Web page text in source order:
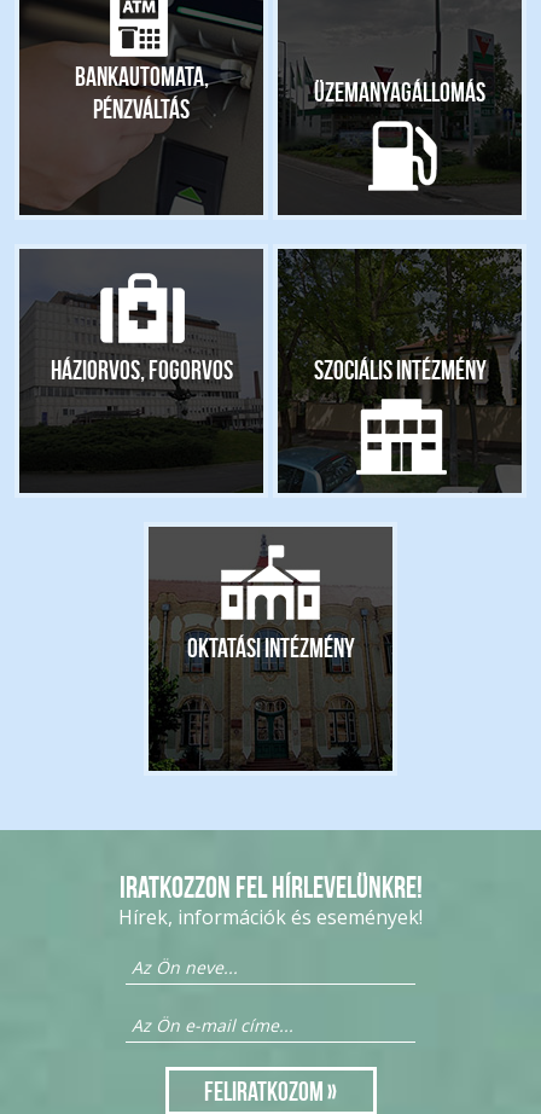
Bankautomata,
pénzváltás
Üzemanyagállomás
Háziorvos, fogorvos Szociális intézmény
Oktatási intézmény
Iratkozzon fel hírlevelünkre!
Hírek, információk és események!